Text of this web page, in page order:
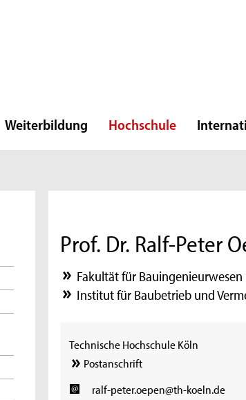
Weiterbildung Hochschule
Prof. Dr. Ralf-Peter
Fakultät für
Institut für Baubetrieb und
Technische Hochschule Köln
Postanschrift
ralf-peter.oepen@th-koeln.de